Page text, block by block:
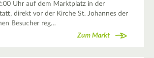
Uhr auf dem Marktplatz in der
direkt vor der Kirche St. Johannes der
Besucher reg…
Zum Markt